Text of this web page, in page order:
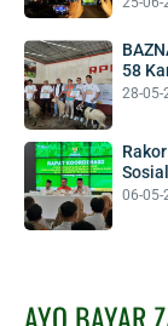
58
28-05-
06-05-